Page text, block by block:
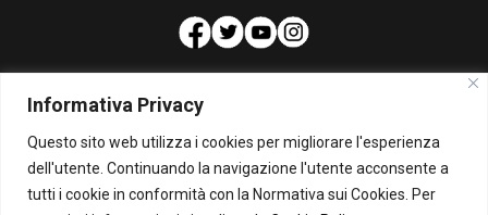
Informativa Privacy
Questo sito web utilizza i cookies per migliorare l'esperienza
dell'utente. Continuando la navigazione l'utente acconsente a
tutti i cookie in conformità con la Normativa sui Cookies. Per
PUBBLICITA'
Per la tua pubblicità su questo Blog:
pubblicita@beppegrillo.it